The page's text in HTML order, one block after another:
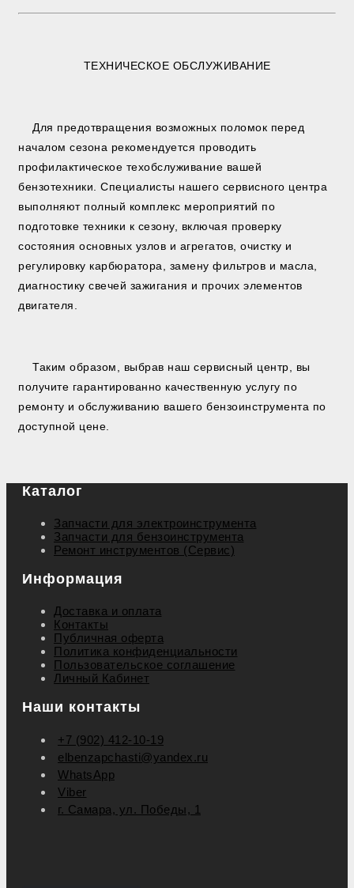
ТЕХНИЧЕСКОЕ ОБСЛУЖИВАНИЕ
Для предотвращения возможных поломок перед
началом сезона рекомендуется проводить
профилактическое техобслуживание вашей
бензотехники. Специалисты нашего сервисного центра
выполняют полный комплекс мероприятий по
подготовке техники к сезону, включая проверку
состояния основных узлов и агрегатов, очистку и
регулировку карбюратора, замену фильтров и масла,
диагностику свечей зажигания и прочих элементов
двигателя.
Таким образом, выбрав наш сервисный центр, вы
получите гарантированно качественную услугу по
ремонту и обслуживанию вашего бензоинструмента по
доступной цене.
Каталог
Запчасти для электроинструмента
Запчасти для бензоинструмента
Ремонт инструментов (Сервис)
Информация
Доставка и оплата
Контакты
Публичная оферта
Политика конфиденциальности
Пользовательское соглашение
Личный Кабинет
Наши контакты
+7 (902) 412-10-19
elbenzapchasti@yandex.ru
WhatsApp
Viber
г. Самара, ул. Победы, 1